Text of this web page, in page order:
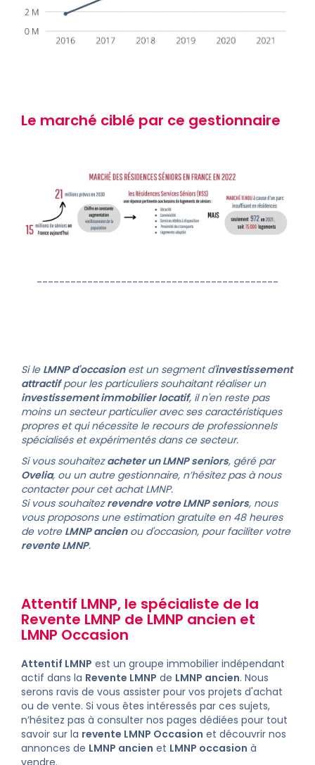
Le marché ciblé par ce gestionnaire
-------------------------------------------
Si le LMNP d'occasionest un segment d'investissement
attractifpour les particuliers souhaitant réaliser un
investissement immobilier locatif, il n'en reste pas
moins un secteur particulier avec ses caractéristiques
propres et qui nécessite le recours de professionnels
spécialisés et expérimentés dans ce secteur.
Si vous souhaitezacheter un LMNP seniors, géré par
Ovelia, ou un autre gestionnaire, n’hésitez pas à nous
contacter pour cet achat LMNP.
Si vous souhaitezrevendre votreLMNP seniors, nous
vous proposons une estimation gratuite en 48 heures
de votre LMNP ancienou d'occasion, pour faciliter votre
revente LMNP.
Attentif LMNP, le spécialiste de la
Revente LMNP de LMNP ancien et
LMNP Occasion
Attentif LMNP est un groupe immobilier indépendant
actif dans la Revente LMNP de LMNP ancien. Nous
serons ravis de vous assister pour vos projets d'achat
ou de vente. Si vous êtes intéressés par ces sujets,
n’hésitez pas à consulter nos pages dédiées pour tout
savoir sur la revente LMNP Occasion et découvrir nos
annonces de LMNP ancien et LMNP occasion à
vendre.